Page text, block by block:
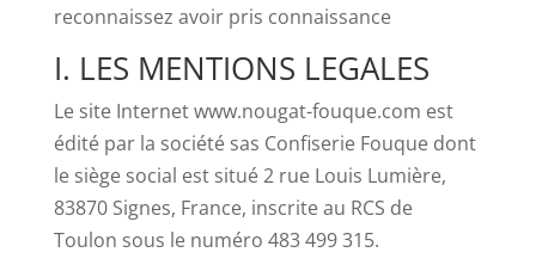
reconnaissez avoir pris connaissance
I. LES MENTIONS LEGALES
Le site Internet www.nougat-fouque.com est
édité par la société sas Confiserie Fouque dont
le siège social est situé 2 rue Louis Lumière,
83870 Signes, France, inscrite au RCS de
Toulon sous le numéro 483 499 315.